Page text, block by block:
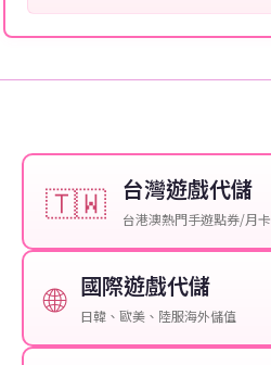
🇹🇼 台灣遊戲代儲
台港澳熱門手遊點券/月卡
🌐 國際遊戲代儲
日韓、歐美、陸服海外儲值